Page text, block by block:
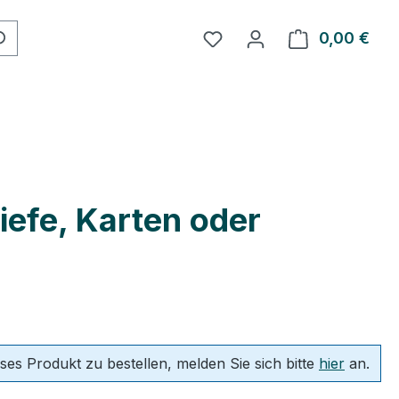
Du hast 0 Produkte auf
0,00 €
Karten oder
Produkt zu bestellen, melden Sie sich bitte hier an.